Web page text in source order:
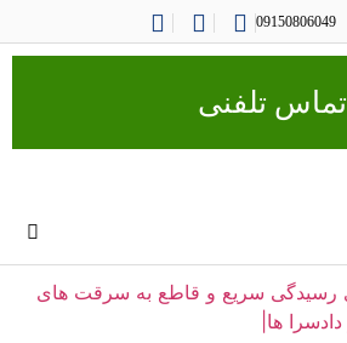
09150806049
تماس تلفنی